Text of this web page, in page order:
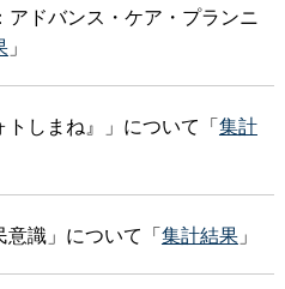
ドバンス・ケア・プランニ
」
しまね』」について「集計
識」について「集計結果」